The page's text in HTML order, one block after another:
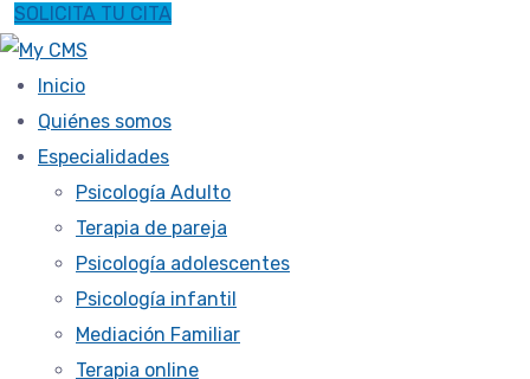
SOLICITA TU CITA
Inicio
Quiénes somos
Especialidades
Psicología Adulto
Terapia de pareja
Psicología adolescentes
Psicología infantil
Mediación Familiar
Terapia online